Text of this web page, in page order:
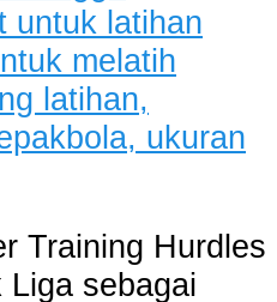
Training Hurdles
Liga sebagai